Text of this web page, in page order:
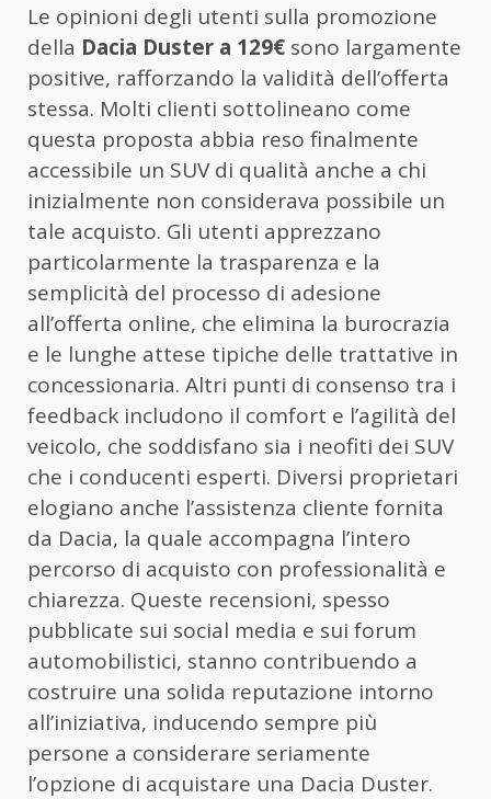
Le opinioni degli utenti sulla promozione
della Dacia Duster a 129€ sono largamente
positive, rafforzando la validità dell’offerta
stessa. Molti clienti sottolineano come
questa proposta abbia reso finalmente
accessibile un SUV di qualità anche a chi
inizialmente non considerava possibile un
tale acquisto. Gli utenti apprezzano
particolarmente la trasparenza e la
semplicità del processo di adesione
all’offerta online, che elimina la burocrazia
e le lunghe attese tipiche delle trattative in
concessionaria. Altri punti di consenso tra i
feedback includono il comfort e l’agilità del
veicolo, che soddisfano sia i neofiti dei SUV
che i conducenti esperti. Diversi proprietari
elogiano anche l’assistenza cliente fornita
da Dacia, la quale accompagna l’intero
percorso di acquisto con professionalità e
chiarezza. Queste recensioni, spesso
pubblicate sui social media e sui forum
automobilistici, stanno contribuendo a
costruire una solida reputazione intorno
all’iniziativa, inducendo sempre più
persone a considerare seriamente
l’opzione di acquistare una Dacia Duster.